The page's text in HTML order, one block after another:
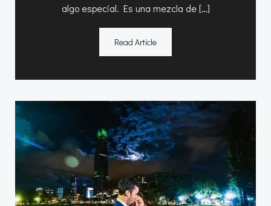
algo especial. Es una mezcla de […]
Read Article